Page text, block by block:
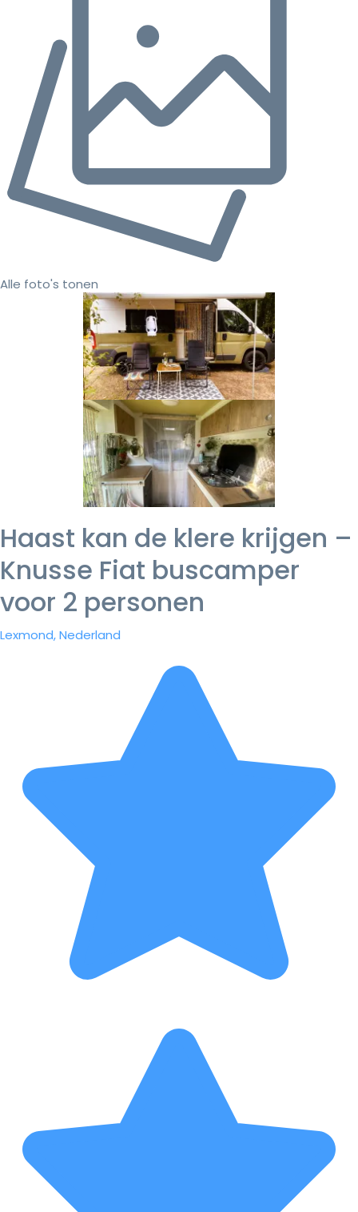
Alle foto's tonen
Haast kan de klere krijgen –
Knusse Fiat buscamper
voor 2 personen
Lexmond, Nederland